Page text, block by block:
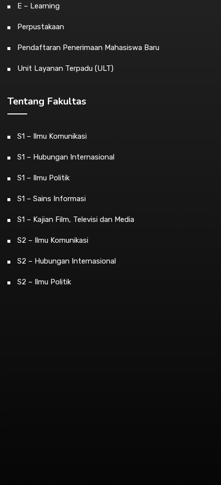
E – Learning
Perpustakaan
Pendaftaran Penerimaan Mahasiswa Baru
Unit Layanan Terpadu (ULT)
Tentang Fakultas
S1 – Ilmu Komunikasi
S1 – Hubungan Internasional
S1 – Ilmu Politik
S1 – Sains Informasi
S1 – Kajian Film, Televisi dan Media
S2 – Ilmu Komunikasi
S2 – Hubungan Internasional
S2 – Ilmu Politik